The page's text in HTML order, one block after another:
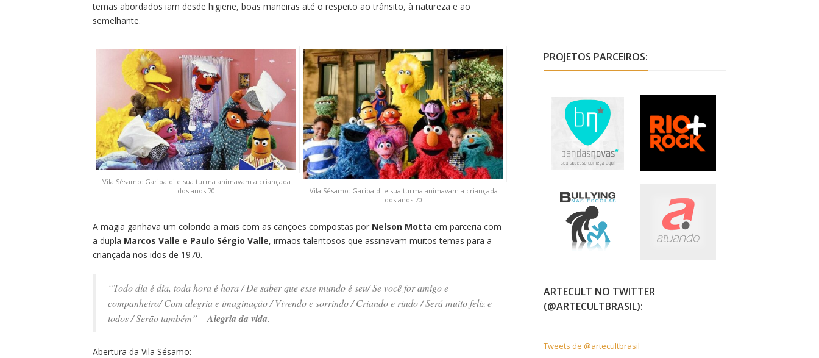
temas abordados iam desde higiene, boas maneiras até o respeito ao trânsito, à natureza e ao
semelhante.
Vila Sésamo: Garibaldi e sua turma animavam a criançada
dos anos 70
Vila Sésamo: Garibaldi e sua turma animavam a criançada
dos anos 70
A magia ganhava um colorido a mais com as canções compostas por Nelson Motta em parceria com
a dupla Marcos Valle e Paulo Sérgio Valle, irmãos talentosos que assinavam muitos temas para a
criançada nos idos de 1970.
“Todo dia é dia, toda hora é hora / De saber que esse mundo é seu/ Se você for amigo e
companheiro/ Com alegria e imaginação / Vivendo e sorrindo / Criando e rindo / Será muito feliz e
todos / Serão também” –Alegria da vida.
Abertura da Vila Sésamo:
PROJETOS PARCEIROS:
ARTECULT NO TWITTER
(@ARTECULTBRASIL):
Tweets de @artecultbrasil